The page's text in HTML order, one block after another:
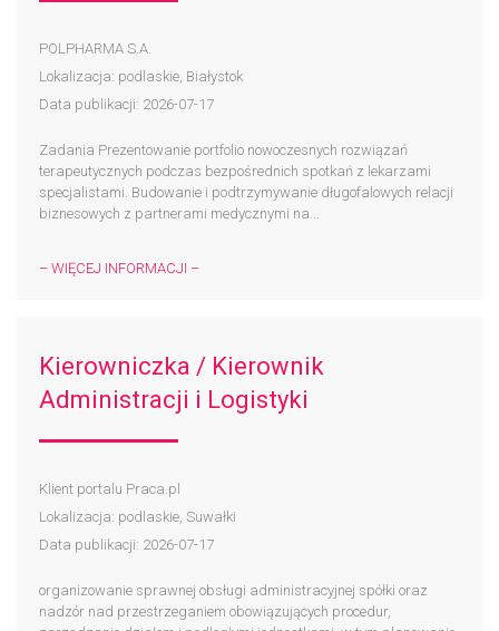
POLPHARMA S.A.
Lokalizacja: podlaskie, Białystok
Data publikacji: 2026-07-17
Zadania Prezentowanie portfolio nowoczesnych rozwiązań
terapeutycznych podczas bezpośrednich spotkań z lekarzami
specjalistami. Budowanie i podtrzymywanie długofalowych relacji
biznesowych z partnerami medycznymi na...
– WIĘCEJ INFORMACJI –
Kierowniczka / Kierownik
Administracji i Logistyki
Klient portalu Praca.pl
Lokalizacja: podlaskie, Suwałki
Data publikacji: 2026-07-17
organizowanie sprawnej obsługi administracyjnej spółki oraz
nadzór nad przestrzeganiem obowiązujących procedur,